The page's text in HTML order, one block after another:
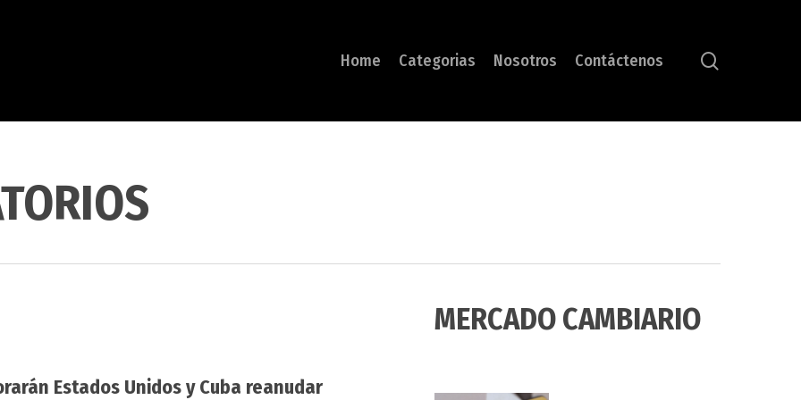
Home Categorias Nosotros Contáctenos
Estados Unidos y Cuba reanudar
MERCADO CAMBIARIO